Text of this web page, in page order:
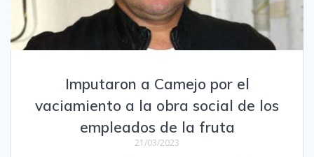
Imputaron a Camejo por el
vaciamiento a la obra social de los
empleados de la fruta
21/03/2023